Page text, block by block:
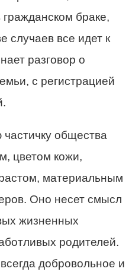
браке,
случаев все идет к
разговор о
с регистрацией
общества
цветом кожи,
материальным
Оно несет смысл
жизненных
родителей.
добровольное и